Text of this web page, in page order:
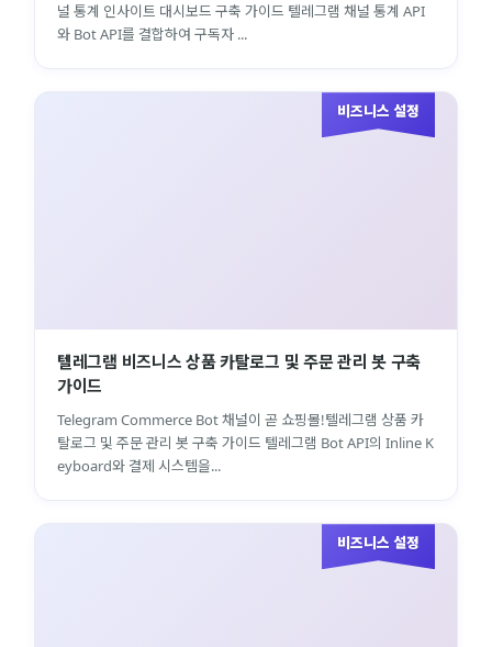
널 통계 인사이트 대시보드 구축 가이드 텔레그램 채널 통계 API
와 Bot API를 결합하여 구독자 ...
비즈니스 설정
텔레그램 비즈니스 상품 카탈로그 및 주문 관리 봇 구축
가이드
Telegram Commerce Bot 채널이 곧 쇼핑몰!텔레그램 상품 카
탈로그 및 주문 관리 봇 구축 가이드 텔레그램 Bot API의 Inline K
eyboard와 결제 시스템을...
비즈니스 설정